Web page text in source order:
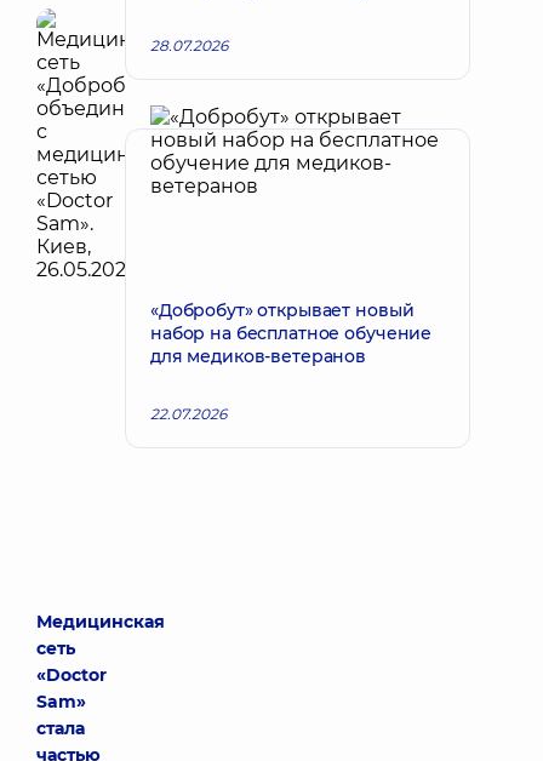
Медицинская
сеть
«Doctor
Sam»
стала
частью
28.07.2026
«Добробут» открывает новый
набор на бесплатное обучение
для медиков-ветеранов
22.07.2026